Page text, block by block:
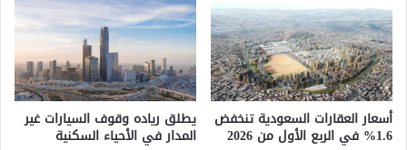
أسعار العقارات السعودية تنخفض
1.6% في الربع الأول من 2026
يطلق رياده وقوف السيارات غير
المدار في الأحياء السكنية